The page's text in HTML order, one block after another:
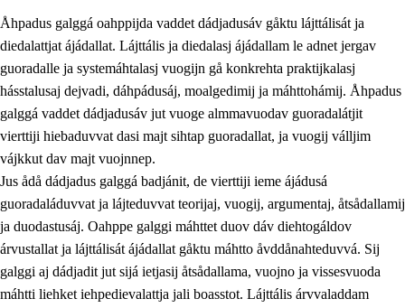
1. Åhpadusá árvvovuodo
1.1 Almasjárvvo
1.2 Identitiehtta ja kultuvralasj moattevuohta
1.3 Lájttális ájádallam ja estetihkalasj diedulasjvuohta
1.4 Dahkamávvo, berustibme ja diehtemvájnogisvuohta
1.5 Vieledus luonnduj ja birásdiedulasjvuohta
Åhpadus galggá oahppijda vaddet dádjadusáv gåktu lájttálisát ja
diedalattjat ájádallat. Lájttális ja diedalasj ájádallam le adnet jergav
guoradalle ja systemáhtalasj vuogijn gå konkrehta praktijkalasj
hásstalusaj dejvadi, dáhpádusáj, moalgedimij ja máhttohámij. Åhpadus
galggá vaddet dádjadusáv jut vuoge almmavuodav guoradalátjit
vierttiji hiebaduvvat dasi majt sihtap guoradallat, ja vuogij válljim
vájkkut dav majt vuojnnep.
Jus ådå dádjadus galggá badjánit, de vierttiji ieme ájádusá
guoradaláduvvat ja lájteduvvat teorijaj, vuogij, argumentaj, åtsådallamij
ja duodastusáj. Oahppe galggi máhttet duov dáv diehtogáldov
árvustallat ja lájttálisát ájádallat gåktu máhtto åvddånahteduvvá. Sij
galggi aj dádjadit jut sijá ietjasij åtsådallama, vuojno ja vissesvuoda
máhtti liehket iehpedievalattja jali boasstot. Lájttális árvvaladdam